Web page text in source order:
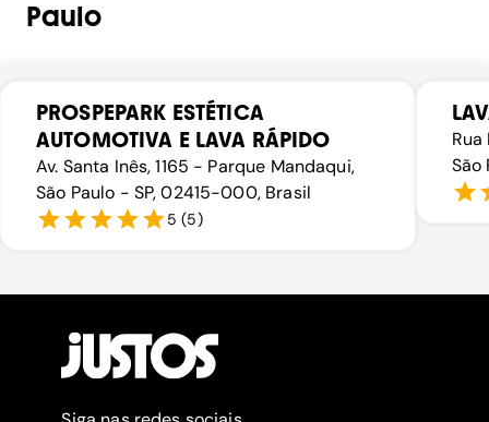
Paulo
PROSPEPARK ESTÉTICA
AUTOMOTIVA E LAVA RÁPIDO
Av. Santa Inês, 1165 - Parque Mandaqui,
São Paulo - SP, 02415-000, Brasil
5 (5)
São